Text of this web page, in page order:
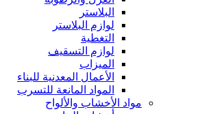
البلاستر
لوازم البلاستر
التغطية
لوازم التسقيف
الميزاب
الأعمال المعدنية للبناء
المواد المانعة للتسرب
مواد الأخشاب والألواح